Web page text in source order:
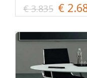
€ 3.835 €